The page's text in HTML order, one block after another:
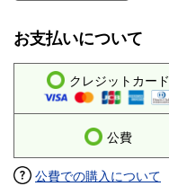
お支払いについて
クレジットカード
公費
公費での購入について